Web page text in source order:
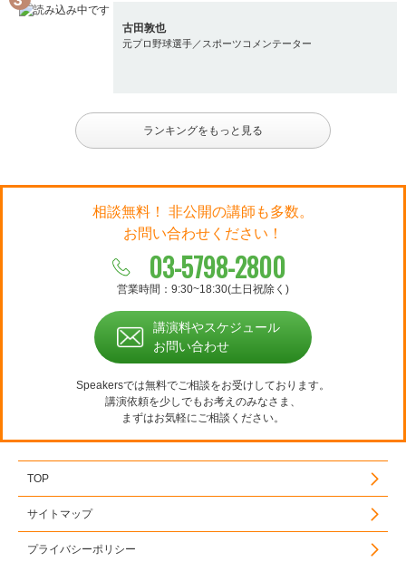
古田敦也
元プロ野球選手／スポーツコメンテーター
ランキングをもっと見る
相談無料！ 非公開の講師も多数。
お問い合わせください！
03-5798-2800
営業時間：9:30~18:30(土日祝除く)
講演料やスケジュール
お問い合わせ
Speakersでは無料でご相談をお受けしております。
講演依頼を少しでもお考えのみなさま、
まずはお気軽にご相談ください。
TOP
サイトマップ
プライバシーポリシー